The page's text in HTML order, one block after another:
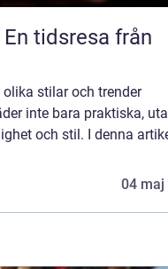
tidsresa från
stilar och trender
inte bara praktiska,
och stil. I denna
04 maj